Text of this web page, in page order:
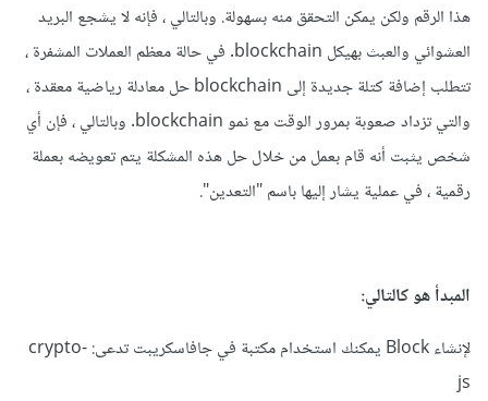
هذا الرقم ولكن يمكن التحقق منه بسهولة. وبالتالي ، فإنه لا يشجع البريد
العشوائي والعبث بهيكل blockchain. في حالة معظم العملات المشفرة ،
تتطلب إضافة كتلة جديدة إلى blockchain حل معادلة رياضية معقدة ،
والتي تزداد صعوبة بمرور الوقت مع نمو blockchain. وبالتالي ، فإن أي
شخص يثبت أنه قام بعمل من خلال حل هذه المشكلة يتم تعويضه بعملة
رقمية ، في عملية يشار إليها باسم "التعدين".
المبدأ هو كالتالي:
لإنشاء Block يمكنك استخدام مكتبة في جافاسكريبت تدعى: crypto-
js